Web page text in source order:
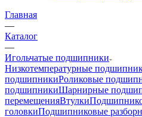
Главная
—
Каталог
—
Игольчатые подшипники
Низкотемпературные
подшипникиРоликовые
подшипникиШарнирные
перемещенияВтулки
головкиПодшипниковые